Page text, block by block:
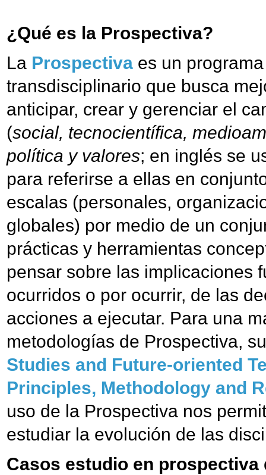
¿Qué es la Prospectiva?
La Prospectiva es un
transdisciplinario que busca
anticipar, crear y gerenciar el
(social, tecnocientífica,
política y valores; en inglés se
para referirse a ellas en
escalas (personales,
globales) por medio de un
prácticas y herramientas
pensar sobre las implicaciones
ocurridos o por ocurrir, de las
acciones a ejecutar. Para una
metodologías de Prospectiva,
Studies and Future-oriented
Principles, Methodology and
uso de la Prospectiva nos
estudiar la evolución de las
Casos estudio en